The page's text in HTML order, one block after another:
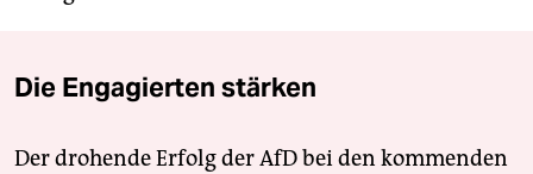
Die Engagierten stärken
Der drohende Erfolg der AfD bei den kommenden